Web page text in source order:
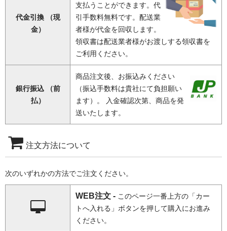
代金引換 （現
金）
支払うことができます。代
引手数料無料です。配送業
者様が代金を回収します。
領収書は配送業者様がお渡しする領収書を
ご利用ください。
銀行振込 （前
払）
商品注文後、お振込みください
（振込手数料は貴社にて負担願い
ます）。 入金確認次第、商品を発
送いたします。
注文方法について
次のいずれかの方法でご注文ください。
WEB注文 - このページ一番上方の「カー
トへ入れる」ボタンを押して購入にお進み
ください。